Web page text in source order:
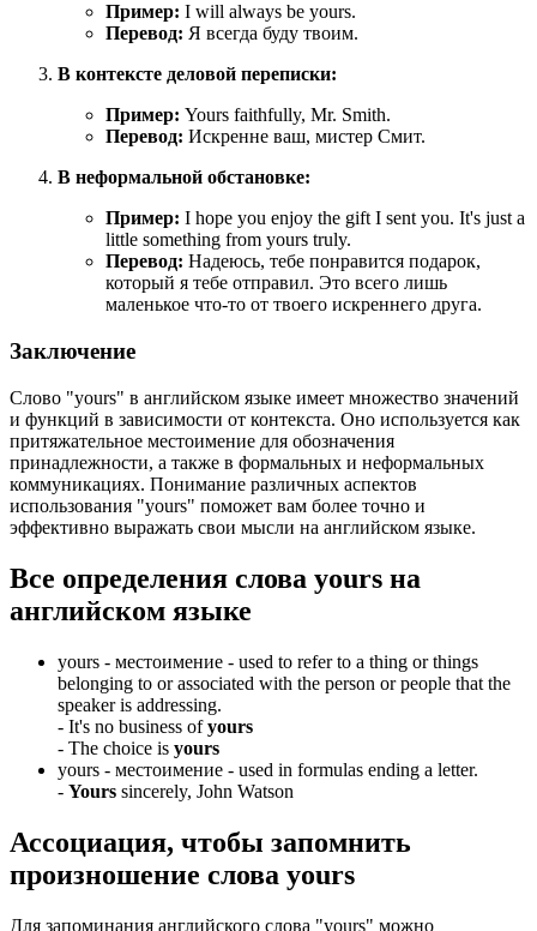
Пример: I will always be yours.
Перевод: Я всегда буду твоим.
В контексте деловой переписки:
Пример: Yours faithfully, Mr. Smith.
Перевод: Искренне ваш, мистер Смит.
В неформальной обстановке:
Пример: I hope you enjoy the gift I sent you. It's just a
little something from yours truly.
Перевод: Надеюсь, тебе понравится подарок,
который я тебе отправил. Это всего лишь
маленькое что-то от твоего искреннего друга.
Заключение
Слово "yours" в английском языке имеет множество значений
и функций в зависимости от контекста. Оно используется как
притяжательное местоимение для обозначения
принадлежности, а также в формальных и неформальных
коммуникациях. Понимание различных аспектов
использования "yours" поможет вам более точно и
эффективно выражать свои мысли на английском языке.
Все определения слова yours на
английском языке
yours - местоимение - used to refer to a thing or things
belonging to or associated with the person or people that the
speaker is addressing.
- It's no business ofyours
- The choice is yours
yours - местоимение - used in formulas ending a letter.
- Yours sincerely, John Watson
Ассоциация, чтобы запомнить
произношение слова yours
Для запоминания английского слова "yours" можно